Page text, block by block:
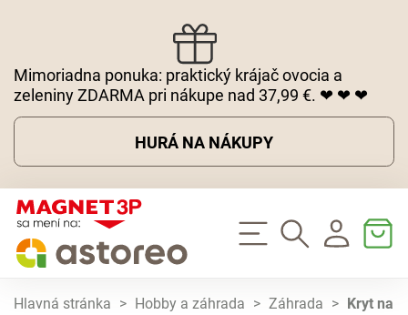
Mimoriadna ponuka: praktický krájač ovocia a
zeleniny ZDARMA pri nákupe nad 37,99 €. ❤ ❤ ❤
HURÁ NA NÁKUPY
Hlavná stránka > Hobby a záhrada > Záhrada > Kryt na